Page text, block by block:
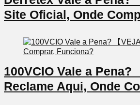
Site Oficial, Onde
100VCIO Vale a Pena?
Reclame Aqui, Onde